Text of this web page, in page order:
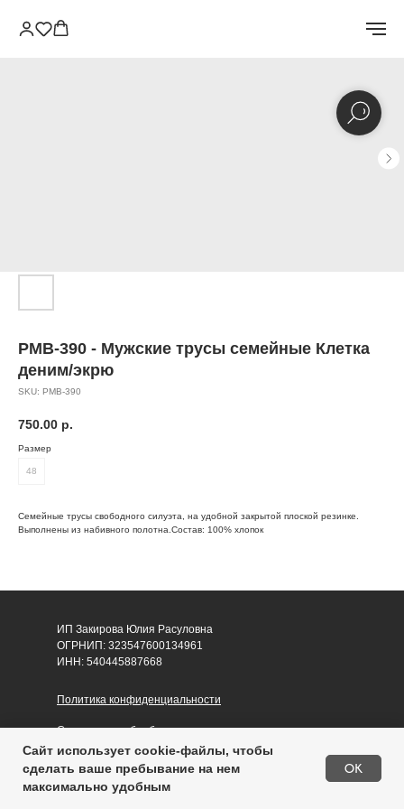
PMB-390 - Мужские трусы семейные Клетка
деним/экрю
SKU: PMB-390
750.00 р.
Размер
48
Out of stock
Семейные трусы свободного силуэта, на удобной закрытой плоской резинке.
Выполнены из набивного полотна.Состав: 100% хлопок
Сайт использует cookie-файлы, чтобы
сделать ваше пребывание на нем
максимально удобным
OK
ИП Закирова Юлия Расуловна
ОГРНИП: 323547600134961
ИНН: 540445887668
Политика конфиденциальности
Согласие на обработку персональных данных
Публичная оферта